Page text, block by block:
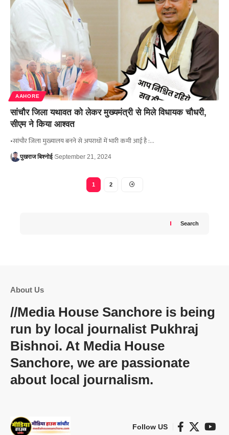
AAHORE
सांचौर जिला यथावत को लेकर मुख्यमंत्री से मिले विधायक चौधरी,
सीएम ने किया आश्वत
•सांचौर जिला मुख्यालय बनने से अपराधों में भारी कमी आई है :…
पुखराज बिश्नोई September 21, 2024
1 2
Search
About Us
//Media House Sanchore is being
run by local journalist Pukhraj
Bishnoi. At Media House
Sanchore, we are passionate
about local journalism.
Follow US